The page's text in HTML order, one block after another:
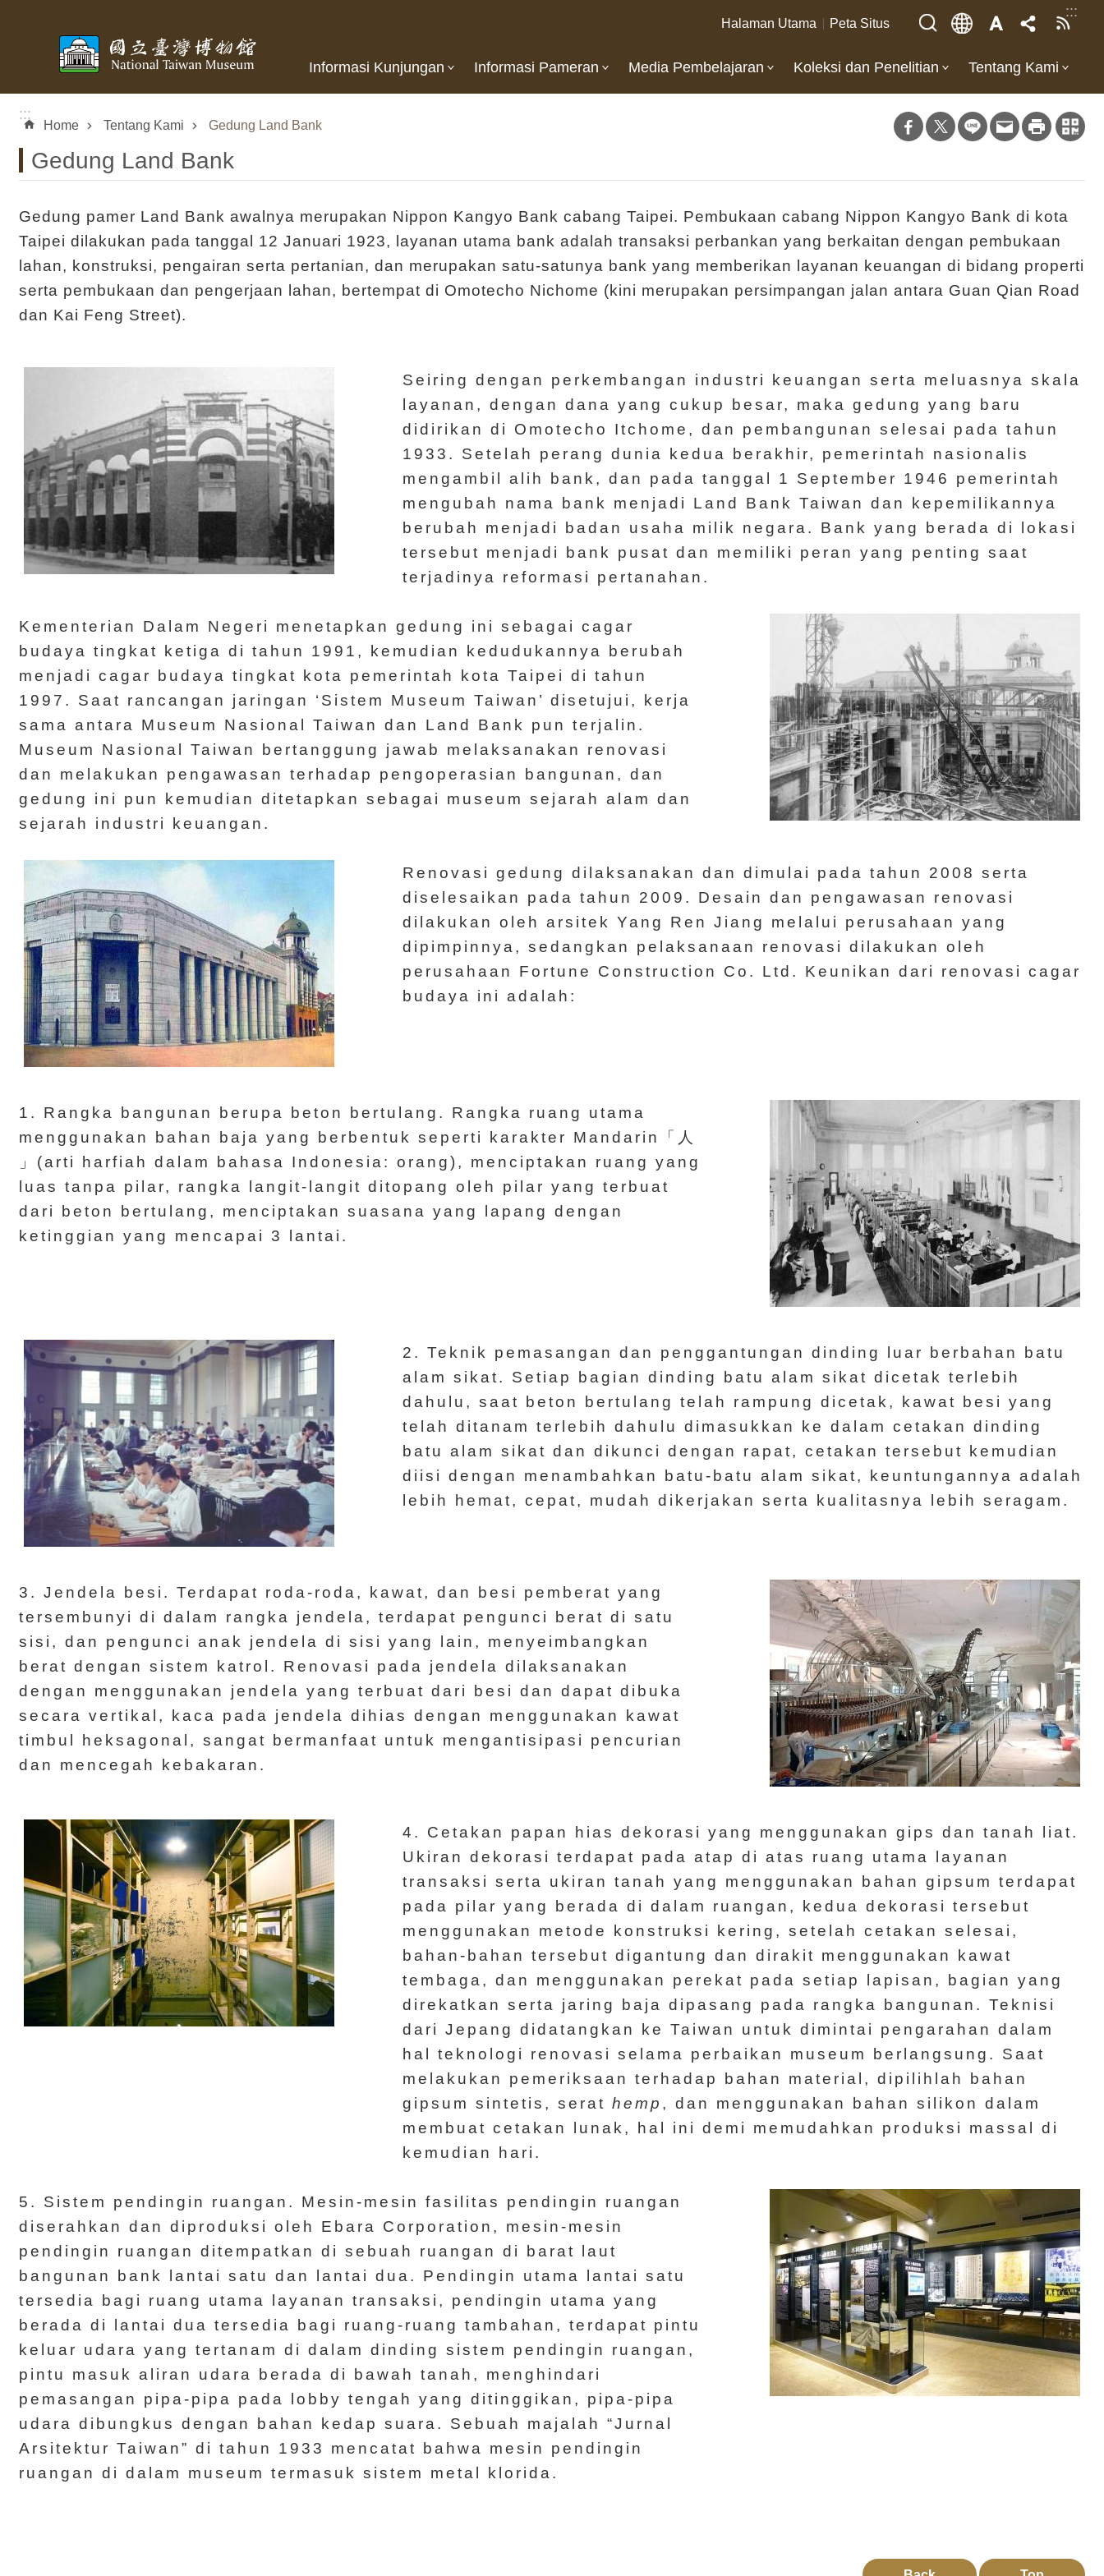
:::
Halaman Utama Peta Situs
Informasi Kunjungan Informasi Pameran Media Pembelajaran Koleksi dan Penelitian Tentang Kami
:::
Home Tentang Kami Gedung Land Bank
Gedung Land Bank
Gedung pamer Land Bank awalnya merupakan Nippon Kangyo Bank cabang Taipei. Pembukaan cabang Nippon Kangyo Bank di kota
Taipei dilakukan pada tanggal 12 Januari 1923, layanan utama bank adalah transaksi perbankan yang berkaitan dengan pembukaan
lahan, konstruksi, pengairan serta pertanian, dan merupakan satu-satunya bank yang memberikan layanan keuangan di bidang properti
serta pembukaan dan pengerjaan lahan, bertempat di Omotecho Nichome (kini merupakan persimpangan jalan antara Guan Qian Road
dan Kai Feng Street).
Seiring dengan perkembangan industri keuangan serta meluasnya skala
layanan, dengan dana yang cukup besar, maka gedung yang baru
didirikan di Omotecho Itchome, dan pembangunan selesai pada tahun
1933. Setelah perang dunia kedua berakhir, pemerintah nasionalis
mengambil alih bank, dan pada tanggal 1 September 1946 pemerintah
mengubah nama bank menjadi Land Bank Taiwan dan kepemilikannya
berubah menjadi badan usaha milik negara. Bank yang berada di lokasi
tersebut menjadi bank pusat dan memiliki peran yang penting saat
terjadinya reformasi pertanahan.
Kementerian Dalam Negeri menetapkan gedung ini sebagai cagar
budaya tingkat ketiga di tahun 1991, kemudian kedudukannya berubah
menjadi cagar budaya tingkat kota pemerintah kota Taipei di tahun
1997. Saat rancangan jaringan ‘Sistem Museum Taiwan’ disetujui, kerja
sama antara Museum Nasional Taiwan dan Land Bank pun terjalin.
Museum Nasional Taiwan bertanggung jawab melaksanakan renovasi
dan melakukan pengawasan terhadap pengoperasian bangunan, dan
gedung ini pun kemudian ditetapkan sebagai museum sejarah alam dan
sejarah industri keuangan.
Renovasi gedung dilaksanakan dan dimulai pada tahun 2008 serta
diselesaikan pada tahun 2009. Desain dan pengawasan renovasi
dilakukan oleh arsitek Yang Ren Jiang melalui perusahaan yang
dipimpinnya, sedangkan pelaksanaan renovasi dilakukan oleh
perusahaan Fortune Construction Co. Ltd. Keunikan dari renovasi cagar
budaya ini adalah:
1. Rangka bangunan berupa beton bertulang. Rangka ruang utama
menggunakan bahan baja yang berbentuk seperti karakter Mandarin「人
」(arti harfiah dalam bahasa Indonesia: orang), menciptakan ruang yang
luas tanpa pilar, rangka langit-langit ditopang oleh pilar yang terbuat
dari beton bertulang, menciptakan suasana yang lapang dengan
ketinggian yang mencapai 3 lantai.
2. Teknik pemasangan dan penggantungan dinding luar berbahan batu
alam sikat. Setiap bagian dinding batu alam sikat dicetak terlebih
dahulu, saat beton bertulang telah rampung dicetak, kawat besi yang
telah ditanam terlebih dahulu dimasukkan ke dalam cetakan dinding
batu alam sikat dan dikunci dengan rapat, cetakan tersebut kemudian
diisi dengan menambahkan batu-batu alam sikat, keuntungannya adalah
lebih hemat, cepat, mudah dikerjakan serta kualitasnya lebih seragam.
3. Jendela besi. Terdapat roda-roda, kawat, dan besi pemberat yang
tersembunyi di dalam rangka jendela, terdapat pengunci berat di satu
sisi, dan pengunci anak jendela di sisi yang lain, menyeimbangkan
berat dengan sistem katrol. Renovasi pada jendela dilaksanakan
dengan menggunakan jendela yang terbuat dari besi dan dapat dibuka
secara vertikal, kaca pada jendela dihias dengan menggunakan kawat
timbul heksagonal, sangat bermanfaat untuk mengantisipasi pencurian
dan mencegah kebakaran.
4. Cetakan papan hias dekorasi yang menggunakan gips dan tanah liat.
Ukiran dekorasi terdapat pada atap di atas ruang utama layanan
transaksi serta ukiran tanah yang menggunakan bahan gipsum terdapat
pada pilar yang berada di dalam ruangan, kedua dekorasi tersebut
menggunakan metode konstruksi kering, setelah cetakan selesai,
bahan-bahan tersebut digantung dan dirakit menggunakan kawat
tembaga, dan menggunakan perekat pada setiap lapisan, bagian yang
direkatkan serta jaring baja dipasang pada rangka bangunan. Teknisi
dari Jepang didatangkan ke Taiwan untuk dimintai pengarahan dalam
hal teknologi renovasi selama perbaikan museum berlangsung. Saat
melakukan pemeriksaan terhadap bahan material, dipilihlah bahan
gipsum sintetis, serathemp , dan menggunakan bahan silikon dalam
membuat cetakan lunak, hal ini demi memudahkan produksi massal di
kemudian hari.
5. Sistem pendingin ruangan. Mesin-mesin fasilitas pendingin ruangan
diserahkan dan diproduksi oleh Ebara Corporation, mesin-mesin
pendingin ruangan ditempatkan di sebuah ruangan di barat laut
bangunan bank lantai satu dan lantai dua. Pendingin utama lantai satu
tersedia bagi ruang utama layanan transaksi, pendingin utama yang
berada di lantai dua tersedia bagi ruang-ruang tambahan, terdapat pintu
keluar udara yang tertanam di dalam dinding sistem pendingin ruangan,
pintu masuk aliran udara berada di bawah tanah, menghindari
pemasangan pipa-pipa pada lobby tengah yang ditinggikan, pipa-pipa
udara dibungkus dengan bahan kedap suara. Sebuah majalah “Jurnal
Arsitektur Taiwan” di tahun 1933 mencatat bahwa mesin pendingin
ruangan di dalam museum termasuk sistem metal klorida.